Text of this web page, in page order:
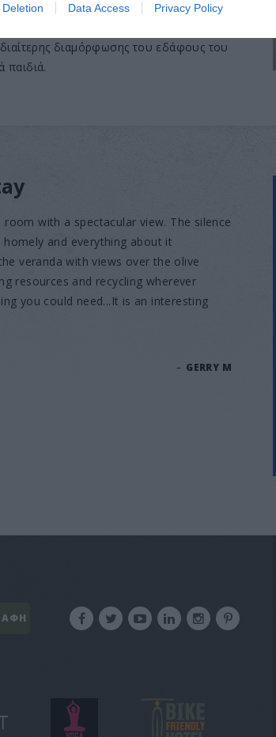
Deletion Data Access Privacy Policy
δεν διαθέτουν παροχές κουζίνα, και
διαμόρφωσης του εδάφους του
παιδιά.
with a spectacular view. The silence
and everything about it
veranda with views over the olive
resources and recycling wherever
you could need...It is an interesting
– GERRY M